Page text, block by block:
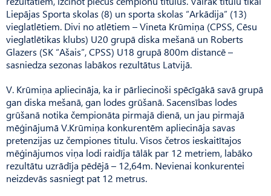
Liepājas Sporta skolas (8) un sporta skolas “Arkādija” (13)
vieglatlētiem. Divi no atlētiem – Vineta Krūmiņa (CPSS, Cēsu
vieglatlētikas klubs) U20 grupā diska mešanā un Roberts
Glazers (SK “Ašais”, CPSS) U18 grupā 800m distancē –
sasniedza sezonas labākos rezultātus Latvijā.
V. Krūmiņa apliecināja, ka ir pārliecinoši spēcīgākā savā grupā
gan diska mešanā, gan lodes grūšanā. Sacensības lodes
grūšanā notika čempionāta pirmajā dienā, un jau pirmajā
mēģinājumā V.Krūmiņa konkurentēm apliecināja savas
pretenzijas uz čempiones titulu. Visos četros ieskaitītajos
mēģinājumos viņa lodi raidīja tālāk par 12 metriem, labāko
rezultātu uzrādīja pēdējā – 12,64m. Nevienai konkurentei
neizdevās sasniegt pat 12 metrus.